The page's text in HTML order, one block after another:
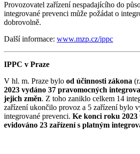
Provozovatel zařízení nespadajícího do
integrované prevenci může požádat o
dobrovolně.
Další informace: www.mzp.cz/ippc
IPPC v Praze
V hl. m. Praze bylo od účinnosti zákona
2023 vydáno 37 pravomocných
jejich změn. Z toho zaniklo celkem 14
zařízení ukončilo provoz a 5 zařízení bylo
integrované prevenci. Ke konci roku 2023
evidováno 23 zařízení s platným